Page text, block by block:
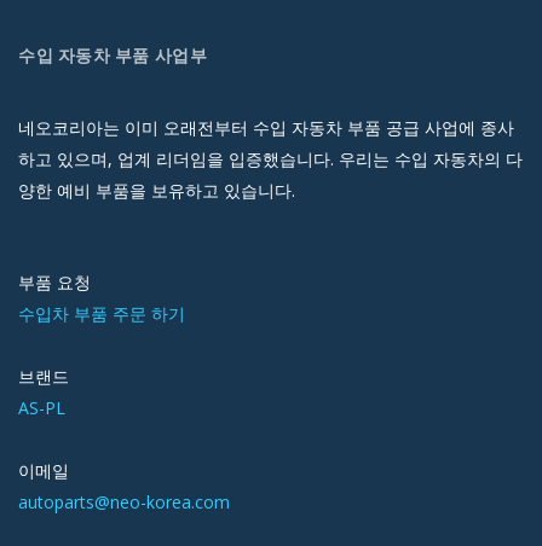
수입 자동차 부품 사업부
네오코리아는 이미 오래전부터 수입 자동차 부품 공급 사업에 종사
하고 있으며, 업계 리더임을 입증했습니다. 우리는 수입 자동차의 다
양한 예비 부품을 보유하고 있습니다.
부품 요청
수입차 부품 주문 하기
브랜드
AS-PL
이메일
autoparts@neo-korea.com